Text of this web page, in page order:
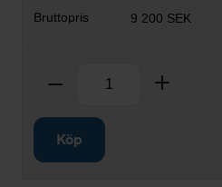
9 200 SEK
Ta bort
Köp